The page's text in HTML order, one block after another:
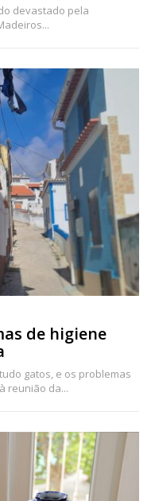
devastado pela
de higiene
gatos, e os problemas
reunião da...